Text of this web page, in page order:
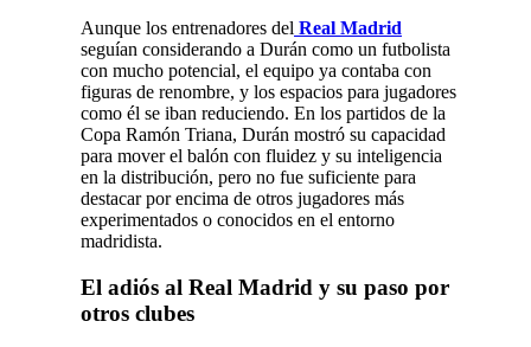
Aunque los entrenadores del Real Madrid
seguían considerando a Durán como un futbolista
con mucho potencial, el equipo ya contaba con
figuras de renombre, y los espacios para jugadores
como él se iban reduciendo. En los partidos de la
Copa Ramón Triana, Durán mostró su capacidad
para mover el balón con fluidez y su inteligencia
en la distribución, pero no fue suficiente para
destacar por encima de otros jugadores más
experimentados o conocidos en el entorno
madridista.
El adiós al Real Madrid y su paso por
otros clubes